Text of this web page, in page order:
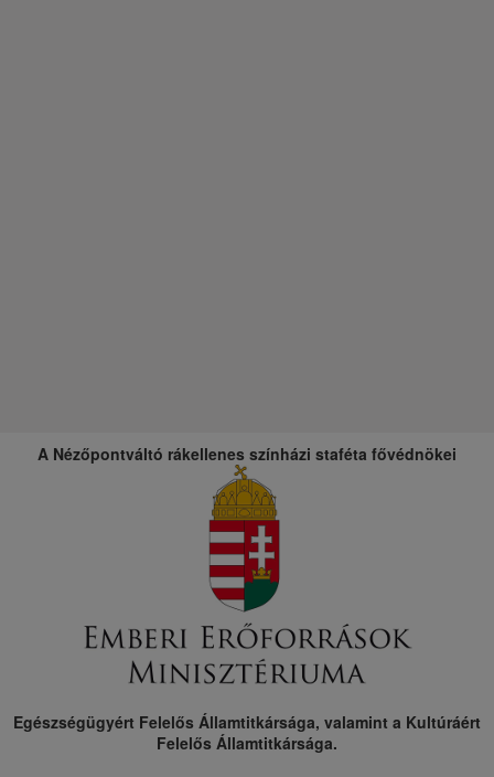
A Nézőpontváltó rákellenes színházi staféta fővédnökei
Egészségügyért Felelős Államtitkársága, valamint a Kultúráért
Felelős Államtitkársága.